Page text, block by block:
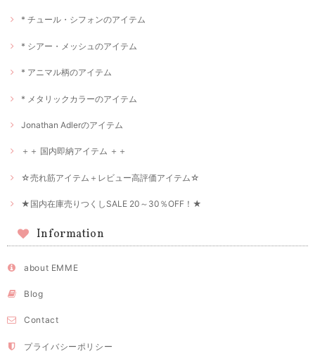
* チュール・シフォンのアイテム
* シアー・メッシュのアイテム
* アニマル柄のアイテム
* メタリックカラーのアイテム
Jonathan Adlerのアイテム
＋＋ 国内即納アイテム ＋＋
☆売れ筋アイテム＋レビュー高評価アイテム☆
★国内在庫売りつくしSALE 20～30％OFF！★
Information
about EMME
Blog
Contact
プライバシーポリシー